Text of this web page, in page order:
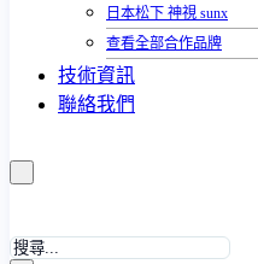
日本松下 神視 sunx
查看全部合作品牌
技術資訊
聯絡我們
搜